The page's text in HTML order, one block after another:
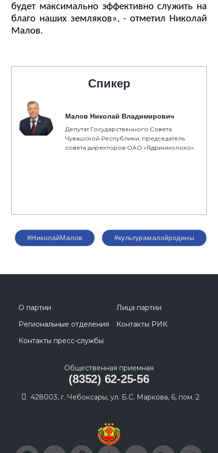
будет максимально эффективно служить на
благо наших земляков», - отметил Николай
Малов.
Спикер
Малов Николай Владимирович
Депутат Государственного Совета
Чувашской Республики, председатель
совета директоров ОАО «Ядринмолоко»
#НиколайМалов #культурамалойродины
О партии
Лица партии
Региональные отделения
Контакты РИК
Контакты пресс-службы
Общественная приемная
(8352) 62-25-56
428003, г. Чебоксары, ул. Б.С. Маркова, 6, пом. 2